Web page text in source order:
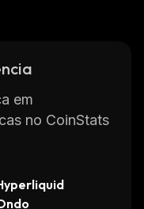
em
no CoinStats